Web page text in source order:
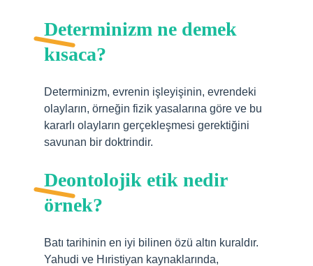
Determinizm ne demek
kısaca?
Determinizm, evrenin işleyişinin, evrendeki
olayların, örneğin fizik yasalarına göre ve bu
kararlı olayların gerçekleşmesi gerektiğini
savunan bir doktrindir.
Deontolojik etik nedir
örnek?
Batı tarihinin en iyi bilinen özü altın kuraldır.
Yahudi ve Hıristiyan kaynaklarında,